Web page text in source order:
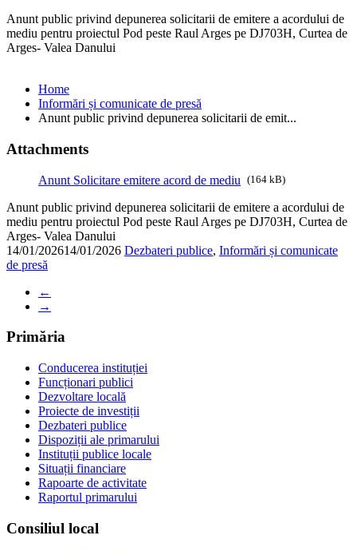
Anunt public privind depunerea solicitarii de emitere a acordului de
mediu pentru proiectul Pod peste Raul Arges pe DJ703H, Curtea de
Arges- Valea Danului
Home
Informări și comunicate de presă
Anunt public privind depunerea solicitarii de emit...
Attachments
Anunt Solicitare emitere acord de mediu (164 kB)
Anunt public privind depunerea solicitarii de emitere a acordului de
mediu pentru proiectul Pod peste Raul Arges pe DJ703H, Curtea de
Arges- Valea Danului
14/01/202614/01/2026 Dezbateri publice, Informări și comunicate
de presă
←
→
Primăria
Conducerea instituției
Funcționari publici
Dezvoltare locală
Proiecte de investiții
Dezbateri publice
Dispoziții ale primarului
Instituții publice locale
Situații financiare
Rapoarte de activitate
Raportul primarului
Consiliul local